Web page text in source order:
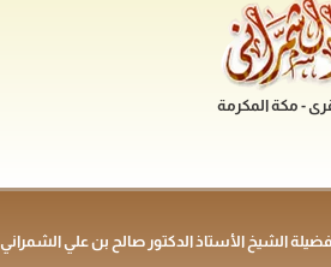
- مكة المكرمة
الشيخ الأستاذ الدكتور صالح بن علي الشمراني